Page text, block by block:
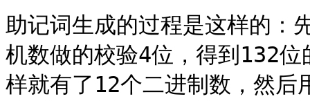
助记词生成的过程是这样的：
机数做的校验4位，得到132
样就有了12个二进制数，然